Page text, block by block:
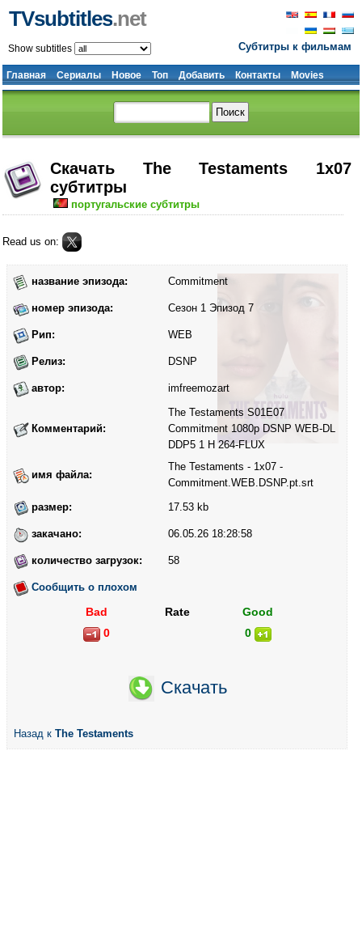
Субтитры к фильмам
TVsubtitles.net
Главная Сериалы Новое Топ Добавить Контакты Movies
Show subtitles
Скачать The Testaments 1x07
субтитры
португальские субтитры
Read us on:
название эпизода: Commitment
номер эпизода: Сезон 1 Эпизод 7
Рип: WEB
Релиз: DSNP
автор: imfreemozart
Комментарий:
The Testaments S01E07
Commitment 1080p DSNP WEB-DL
DDP5 1 H 264-FLUX
имя файла:
The Testaments - 1x07 -
Commitment.WEB.DSNP.pt.srt
размер:
17.53 kb
закачано: 06.05.26 18:28:58
количество загрузок: 58
Сообщить о плохом
Bad Rate
Good
0
0
Скачать
Назад к The Testaments